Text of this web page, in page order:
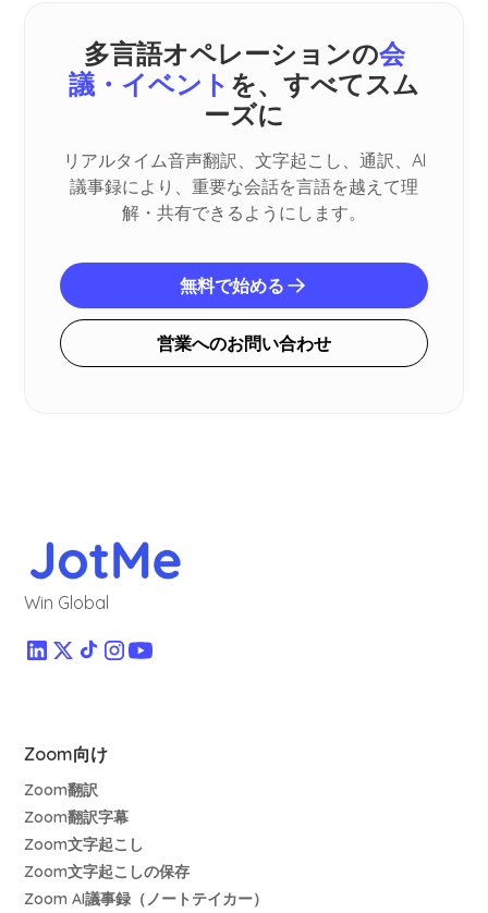
多言語オペレーションの会
議・イベント を、すべてスム
ーズに
リアルタイム音声翻訳、文字起こし、通訳、AI
議事録により、重要な会話を言語を越えて理
解・共有できるようにします。
無料で始める
営業へのお問い合わせ
Win Global
Zoom向け
Zoom翻訳
Zoom翻訳字幕
Zoom文字起こし
Zoom文字起こしの保存
Zoom AI議事録（ノートテイカー）